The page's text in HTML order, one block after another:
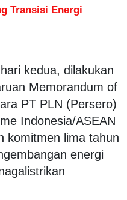
Transisi Energi
hari kedua, dilakukan
Memorandum of
PT PLN (Persero)
Indonesia/ASEAN
komitmen lima tahun
energi